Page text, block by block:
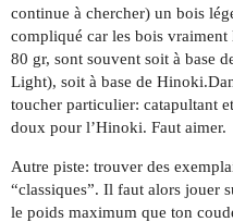
continue à chercher) un bois
compliqué car les bois vraiment
80 gr, sont souvent soit à base
Light), soit à base de
toucher particulier: catapultant
doux pour l’Hinoki. Faut aimer.
Autre piste: trouver des
“classiques”. Il faut alors jouer
le poids maximum que ton